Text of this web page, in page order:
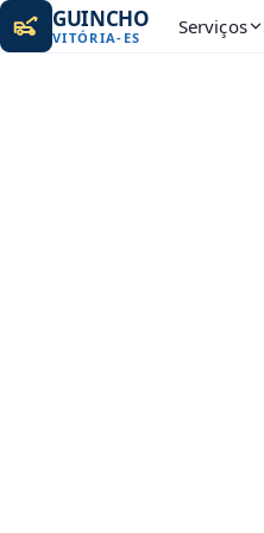
GUINCHO
VITÓRIA- ES Serviços